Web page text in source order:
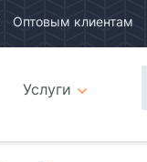
Оптовым клиентам
Услуги